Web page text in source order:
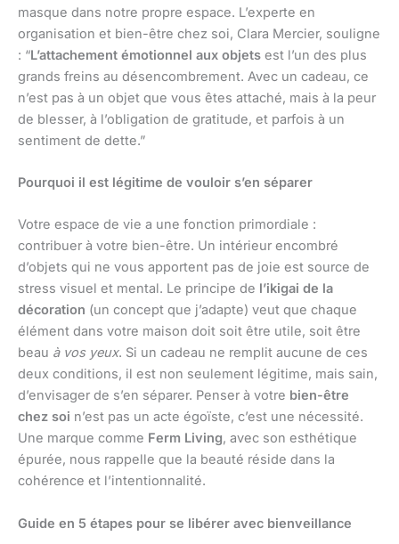
masque dans notre propre espace. L’experte en
organisation et bien-être chez soi, Clara Mercier, souligne
: “L’attachement émotionnel aux objets est l’un des plus
grands freins au désencombrement. Avec un cadeau, ce
n’est pas à un objet que vous êtes attaché, mais à la peur
de blesser, à l’obligation de gratitude, et parfois à un
sentiment de dette.”
Pourquoi il est légitime de vouloir s’en séparer
Votre espace de vie a une fonction primordiale :
contribuer à votre bien-être. Un intérieur encombré
d’objets qui ne vous apportent pas de joie est source de
stress visuel et mental. Le principe de l’ikigai de la
décoration (un concept que j’adapte) veut que chaque
élément dans votre maison doit soit être utile, soit être
beau à vos yeux. Si un cadeau ne remplit aucune de ces
deux conditions, il est non seulement légitime, mais sain,
d’envisager de s’en séparer. Penser à votre bien-être
chez soi n’est pas un acte égoïste, c’est une nécessité.
Une marque comme Ferm Living, avec son esthétique
épurée, nous rappelle que la beauté réside dans la
cohérence et l’intentionnalité.
Guide en 5 étapes pour se libérer avec bienveillance